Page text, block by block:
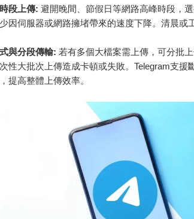
段上傳: 避開晚間、節假日等網路高峰時段，
因伺服器或網路擁堵帶來的速度下降。清晨或
與分段傳輸: 若有多個大檔案需上傳，可分批
性大批次上傳造成卡頓或失敗。Telegram支援
提高整體上傳效率。